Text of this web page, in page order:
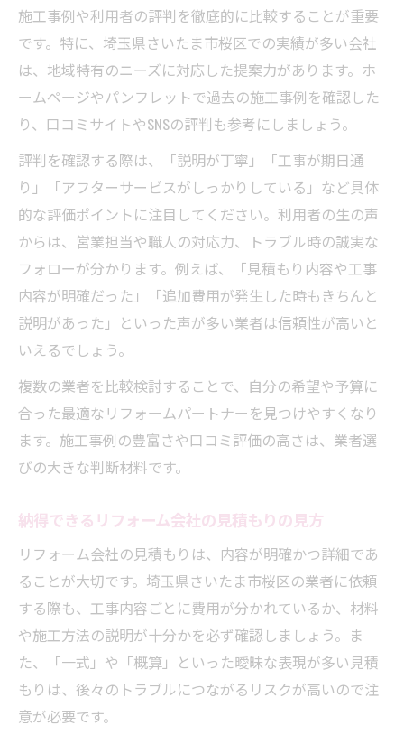
施工事例や利用者の評判を徹底的に比較することが重要
です。特に、埼玉県さいたま市桜区での実績が多い会社
は、地域特有のニーズに対応した提案力があります。ホ
ームページやパンフレットで過去の施工事例を確認した
り、口コミサイトやSNSの評判も参考にしましょう。
評判を確認する際は、「説明が丁寧」「工事が期日通
り」「アフターサービスがしっかりしている」など具体
的な評価ポイントに注目してください。利用者の生の声
からは、営業担当や職人の対応力、トラブル時の誠実な
フォローが分かります。例えば、「見積もり内容や工事
内容が明確だった」「追加費用が発生した時もきちんと
説明があった」といった声が多い業者は信頼性が高いと
いえるでしょう。
複数の業者を比較検討することで、自分の希望や予算に
合った最適なリフォームパートナーを見つけやすくなり
ます。施工事例の豊富さや口コミ評価の高さは、業者選
びの大きな判断材料です。
納得できるリフォーム会社の見積もりの見方
リフォーム会社の見積もりは、内容が明確かつ詳細であ
ることが大切です。埼玉県さいたま市桜区の業者に依頼
する際も、工事内容ごとに費用が分かれているか、材料
や施工方法の説明が十分かを必ず確認しましょう。ま
た、「一式」や「概算」といった曖昧な表現が多い見積
もりは、後々のトラブルにつながるリスクが高いので注
意が必要です。